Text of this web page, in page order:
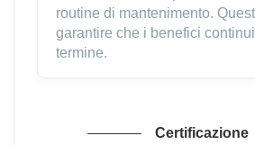
routine di mantenimento.
garantire che i benefici
termine.
Certificazione